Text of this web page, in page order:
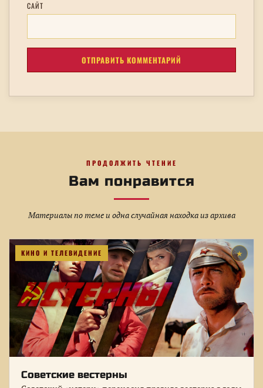
САЙТ
ПРОДОЛЖИТЬ ЧТЕНИЕ
Вам понравится
Материалы по теме и одна случайная находка из архива
КИНО И ТЕЛЕВИДЕНИЕ ★
Советские вестерны